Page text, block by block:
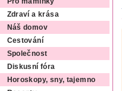
Zdraví a krása
Náš domov
Cestování
Společnost
Diskusní fóra
Horoskopy, sny, tajemno